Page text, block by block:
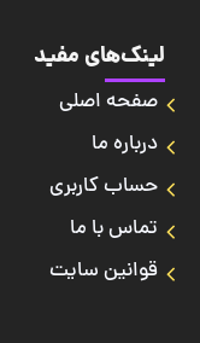
لینک‌های مفید
صفحه اصلی
درباره ما
حساب کاربری
تماس با ما
قوانین سایت